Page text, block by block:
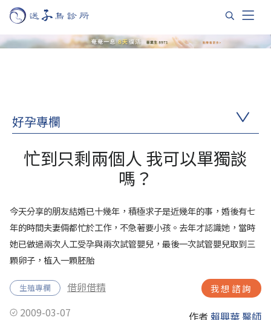
好孕專欄
忙到只剩兩個人 我可以單獨談
嗎？
今天分享的朋友結婚已十幾年，積極求子是近幾年的事，婚後有七
年的時間夫妻倆都忙於工作，不急著要小孩。去年才認識她，當時
她已做過兩次人工受孕與兩次試管嬰兒，最後一次試管嬰兒取到三
顆卵子，植入一顆胚胎
生殖專欄 借卵借精 我想諮詢
2009-03-07
作者 賴興華 醫師